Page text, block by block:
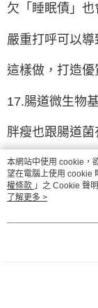
欠「睡眠債」
嚴重打呼可以導
這樣做，打造優
17.腸道微生物
胖瘦也跟腸道菌
腸子、腦子也有
18.抗老，就要
老了嗎？看「
本網站中使用 cookie，
望在電腦上使用 cookie
權條款 」之 Cookie 聲
用條款之 Cookie 聲明使
了解更多 >